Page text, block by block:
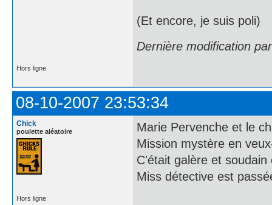
(Et encore, je suis poli)
Dernière modification
Hors ligne
08-10-2007 23:53:34
Chick
poulette aléatoire
Marie Pervenche et le
Mission mystère en
C'était galère et soudain
Miss détective est
Hors ligne